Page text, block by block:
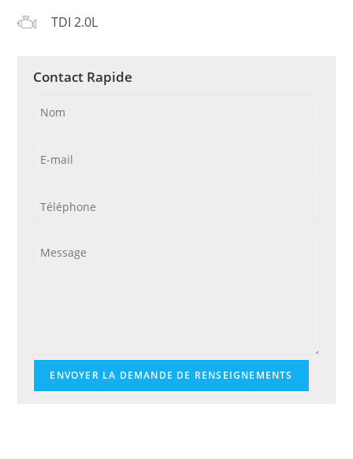
TDI 2.0L
Contact Rapide
ENVOYER LA DEMANDE DE RENSEIGNEMENTS